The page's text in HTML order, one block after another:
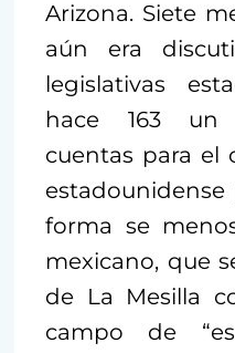
Arizona. Siete
aún era
legislativas
hace 163 un
cuentas para el
forma se
mexicano, que
de La Mesilla
campo de